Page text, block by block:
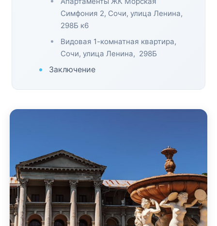
Симфония 2, Сочи, улица Ленина,
298Б к6
Видовая 1-комнатная квартира,
Сочи, улица Ленина, 298Б
Заключение